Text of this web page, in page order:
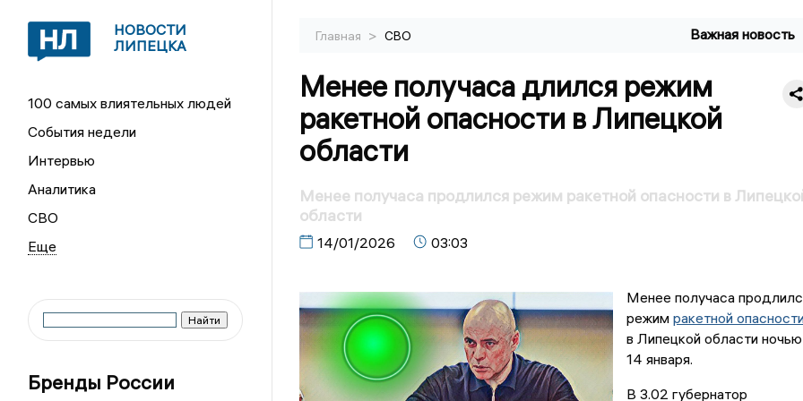
НОВОСТИ
ЛИПЕЦКА
100 самых влиятельных людей
События недели
Интервью
Аналитика
СВО
Бренды России
Главная > СВО Важная новость
Менее получаса длился режим
ракетной опасности в Липецкой
области
Менее получаса продлился режим ракетной опасности в
области
14/01/2026 03:03
Менее получаса
режим ракетной
в Липецкой области ночью
14 января.
В 3.02 губернатор